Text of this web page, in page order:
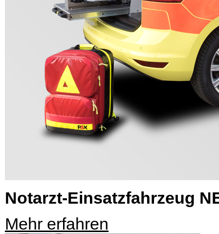
Notarzt-Einsatzfahrzeug
Mehr erfahren